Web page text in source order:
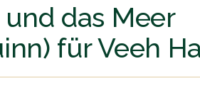
das Meer
für Veeh